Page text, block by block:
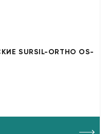
SURSIL-ORTHO OS-